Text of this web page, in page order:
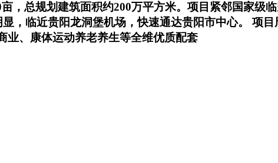
，总规划建筑面积约200万平方米。项目紧邻国家
，临近贵阳龙洞堡机场，快速通达贵阳市中心。 项
业、康体运动养老养生等全维优质配套